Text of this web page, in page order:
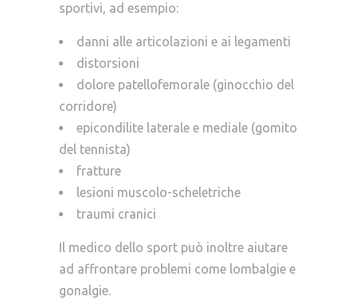
sportivi, ad esempio:
danni alle articolazioni e ai legamenti
distorsioni
dolore patellofemorale (ginocchio del
corridore)
epicondilite laterale e mediale (gomito
del tennista)
fratture
lesioni muscolo-scheletriche
traumi cranici
Il medico dello sport può inoltre aiutare
ad affrontare problemi come lombalgie e
gonalgie.